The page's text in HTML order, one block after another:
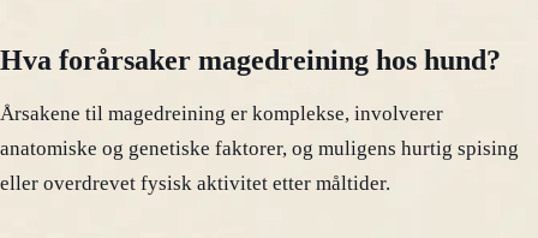
Hva forårsaker magedreining hos hund?
Årsakene til magedreining er komplekse, involverer
anatomiske og genetiske faktorer, og muligens hurtig spising
eller overdrevet fysisk aktivitet etter måltider.